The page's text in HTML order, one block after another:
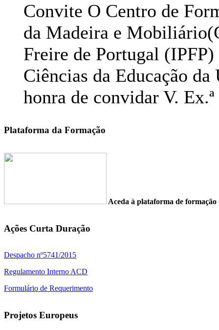
Convite O Centro de
da Madeira e
Freire de Portugal
Ciências da Educação
honra de convidar V.
Plataforma da Formação
Aceda à plataforma de
Ações Curta Duração
Despacho nº5741/2015
Regulamento Interno ACD
Formulário de Requerimento
Projetos Europeus